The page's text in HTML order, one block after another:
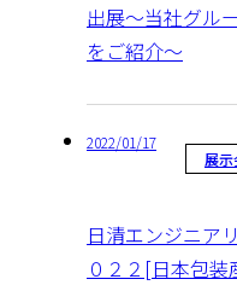
出展～当社グル
をご紹介～
2022/01/17
展
日清エンジニア
０２２[日本包